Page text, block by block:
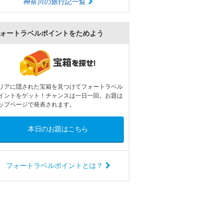
ートラベルポイントをためよう
アに隠された宝箱を見つけてフォートラベル
ントをゲット！チャンスは一日一回。お題は
プページで発表されます。
本日のお題はこちら
フォートラベルポイントとは？